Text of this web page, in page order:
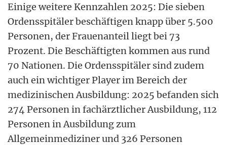
Einige weitere Kennzahlen 2025: Die sieben
Ordensspitäler beschäftigen knapp über 5.500
Personen, der Frauenanteil liegt bei 73
Prozent. Die Beschäftigten kommen aus rund
70 Nationen. Die Ordensspitäler sind zudem
auch ein wichtiger Player im Bereich der
medizinischen Ausbildung: 2025 befanden sich
274 Personen in fachärztlicher Ausbildung, 112
Personen in Ausbildung zum
Allgemeinmediziner und 326 Personen